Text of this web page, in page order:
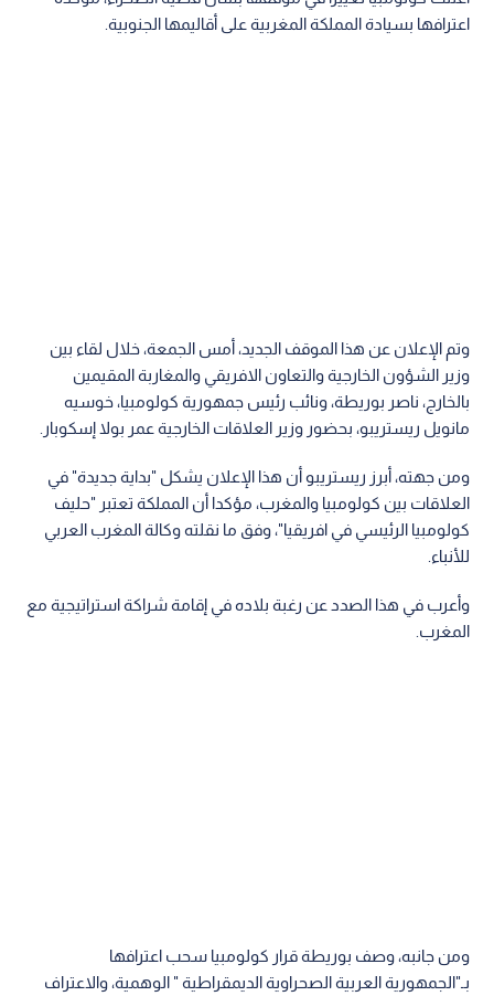
اعترافها بسيادة المملكة المغربية على أقاليمها الجنوبية.
وتم الإعلان عن هذا الموقف الجديد، أمس الجمعة، خلال لقاء بين
وزير الشؤون الخارجية والتعاون الافريقي والمغاربة المقيمين
بالخارج، ناصر بوريطة، ونائب رئيس جمهورية كولومبيا، خوسيه
مانويل ريستريبو، بحضور وزير العلاقات الخارجية عمر بولا إسكوبار.
ومن جهته، أبرز ريستريبو أن هذا الإعلان يشكل "بداية جديدة" في
العلاقات بين كولومبيا والمغرب، مؤكدا أن المملكة تعتبر "حليف
كولومبيا الرئيسي في افريقيا"، وفق ما نقلته وكالة المغرب العربي
للأنباء.
وأعرب في هذا الصدد عن رغبة بلاده في إقامة شراكة استراتيجية مع
المغرب.
ومن جانبه، وصف بوريطة قرار كولومبيا سحب اعترافها
بـ"الجمهورية العربية الصحراوية الديمقراطية " الوهمية، والاعتراف